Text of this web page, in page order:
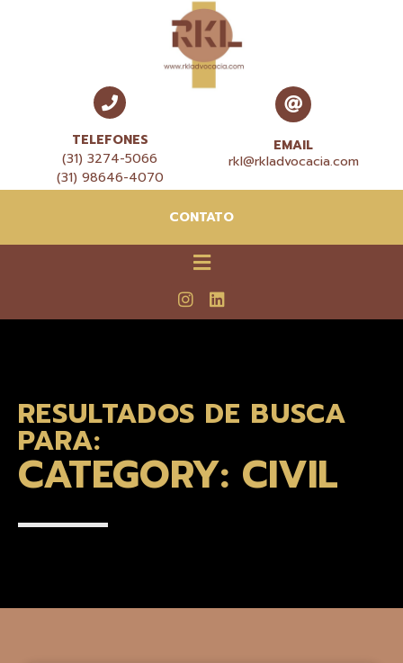
TELEFONES
(31) 3274-5066
(31) 98646-4070
EMAIL
rkl@rkladvocacia.com
CONTATO
RESULTADOS DE BUSCA
PARA:
CATEGORY: CIVIL